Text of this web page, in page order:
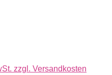
zzgl. Versandkosten